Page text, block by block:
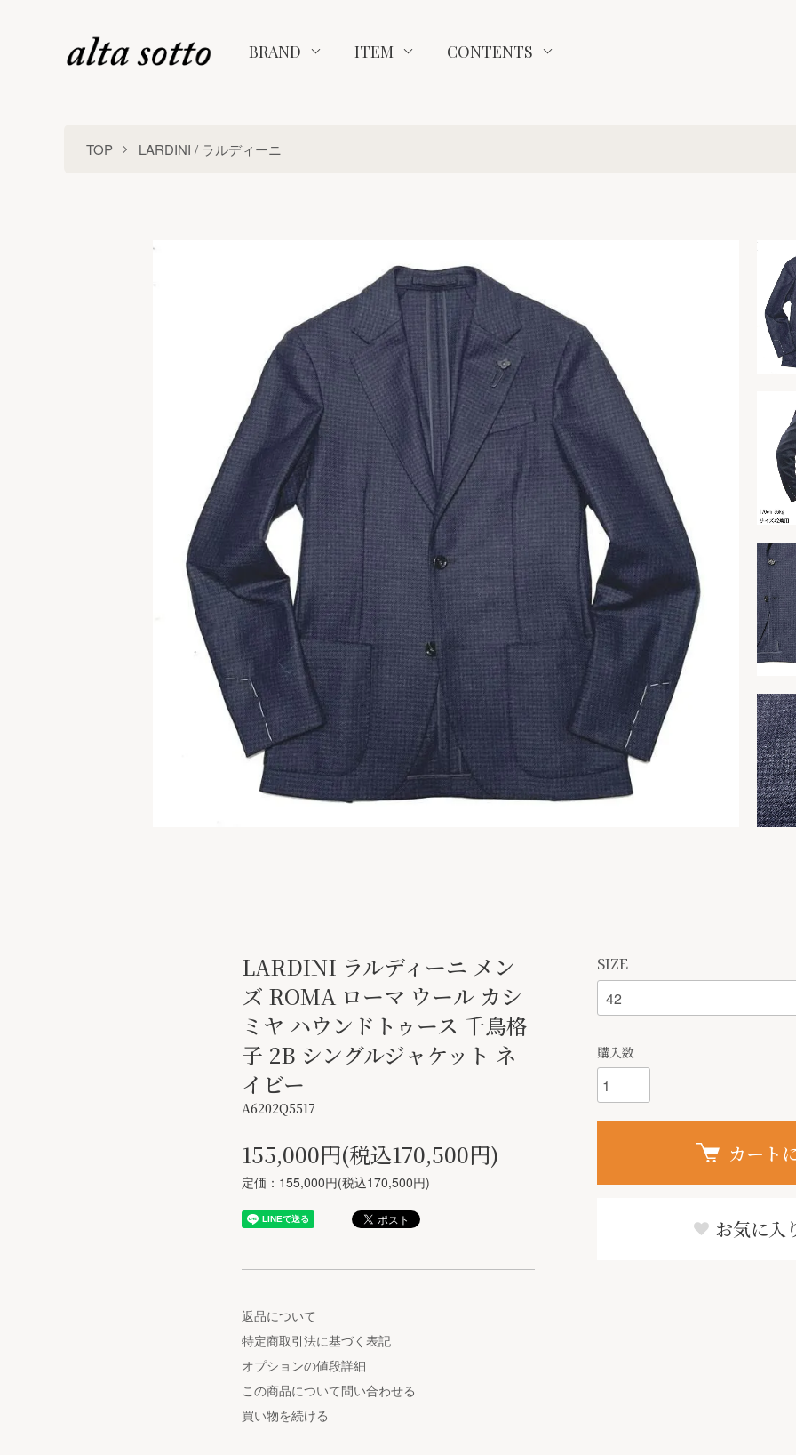
BRAND ITEM CONTENTS
TOP LARDINI / ラルディーニ
LARDINI ラルディーニ メン
ズ ROMA ローマ ウール カシ
ミヤ ハウンドトゥース 千鳥格
子 2B シングルジャケット ネ
イビー
A6202Q5517
155,000円(税込170,500円)
定価：155,000円(税込170,500円)
返品について
特定商取引法に基づく表記
オプションの値段詳細
この商品について問い合わせる
買い物を続ける
SIZE
購入数
カート
お気に入